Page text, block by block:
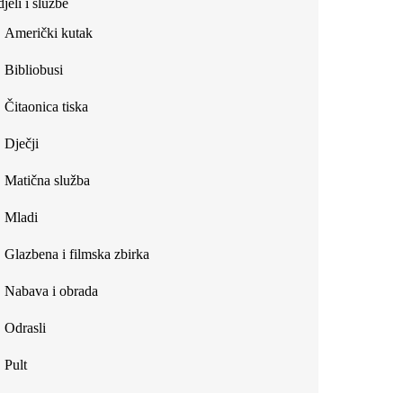
external)
i službe
Američki kutak
Bibliobusi
Čitaonica tiska
Dječji
Matična služba
Mladi
Glazbena i filmska zbirka
Nabava i obrada
Odrasli
Pult